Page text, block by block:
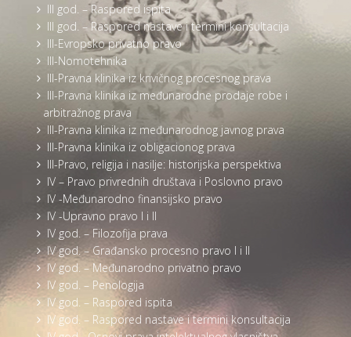
III god. – Raspored ispita
III god. – Raspored nastave i termini konsultacija
III-Evropsko privatno pravo
III-Nomotehnika
III-Pravna klinika iz krivičnog procesnog prava
III-Pravna klinika iz međunarodne prodaje robe i
arbitražnog prava
III-Pravna klinika iz međunarodnog javnog prava
III-Pravna klinika iz obligacionog prava
III-Pravo, religija i nasilje: historijska perspektiva
IV – Pravo privrednih društava i Poslovno pravo
IV -Međunarodno finansijsko pravo
IV -Upravno pravo I i II
IV god. – Filozofija prava
IV god. – Građansko procesno pravo I i II
IV god. – Međunarodno privatno pravo
IV god. – Penologija
IV god. – Raspored ispita
IV god. – Raspored nastave i termini konsultacija